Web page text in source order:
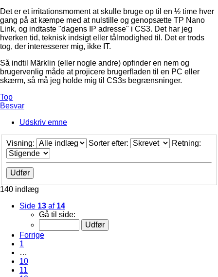
Det er et irritationsmoment at skulle bruge op til en ½ time hver
gang på at kæmpe med at nulstille og genopsætte TP Nano
Link, og indtaste "dagens IP adresse" i CS3. Det har jeg
hverken tid, teknisk indsigt eller tålmodighed til. Det er trods
tog, der interesserer mig, ikke IT.
Så indtil Märklin (eller nogle andre) opfinder en nem og
brugervenlig måde at projicere brugerfladen til en PC eller
skærm, så må jeg holde mig til CS3s begrænsninger.
Top
Besvar
Udskriv emne
Visning: Sorter efter: Retning:
140 indlæg
Side 13 af 14
Gå til side:
Forrige
1
…
10
11